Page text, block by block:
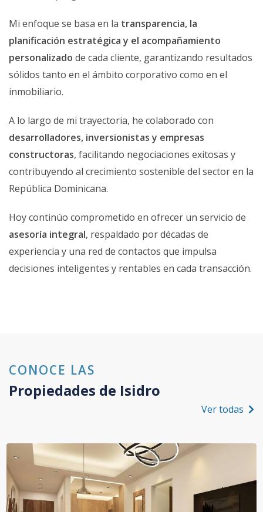
Mi enfoque se basa en la transparencia, la
planificación estratégica y el acompañamiento
personalizado de cada cliente, garantizando resultados
sólidos tanto en el ámbito corporativo como en el
inmobiliario.
A lo largo de mi trayectoria, he colaborado con
desarrolladores, inversionistas y empresas
constructoras, facilitando negociaciones exitosas y
contribuyendo al crecimiento sostenible del sector en la
República Dominicana.
Hoy continúo comprometido en ofrecer un servicio de
asesoría integral, respaldado por décadas de
experiencia y una red de contactos que impulsa
decisiones inteligentes y rentables en cada transacción.
CONOCE LAS
Propiedades de Isidro
Ver todas